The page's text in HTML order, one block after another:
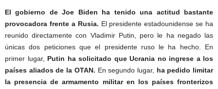
El gobierno de Joe Biden ha tenido una actitud bastante
provocadora frente a Rusia. El presidente estadounidense se ha
reunido directamente con Vladimir Putin, pero le ha negado las
únicas dos peticiones que el presidente ruso le ha hecho. En
primer lugar, Putin ha solicitado que Ucrania no ingrese a los
países aliados de la OTAN. En segundo lugar, ha pedido limitar
la presencia de armamento militar en los países fronterizos